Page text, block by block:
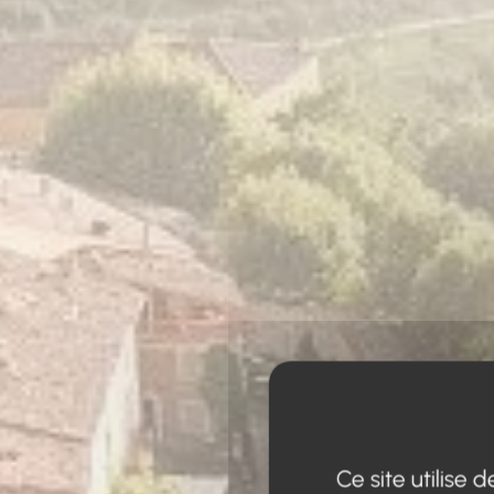
Ce site utilise